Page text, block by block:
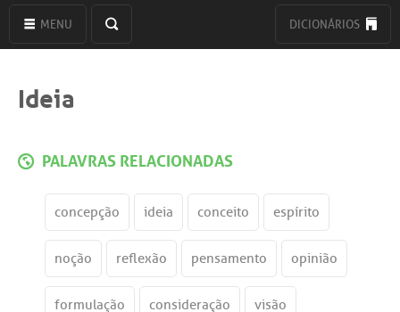
MENU DICIONÁRIOS
Ideia
PALAVRAS RELACIONADAS
concepção ideia conceito espírito
noção reflexão pensamento opinião
formulação consideração visão